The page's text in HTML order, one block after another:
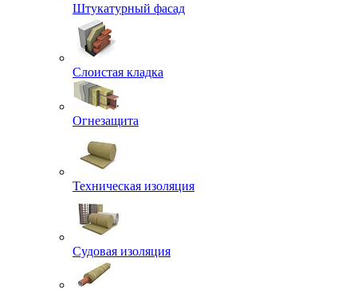
Штукатурный фасад
Слоистая кладка
Огнезащита
Техническая изоляция
Судовая изоляция